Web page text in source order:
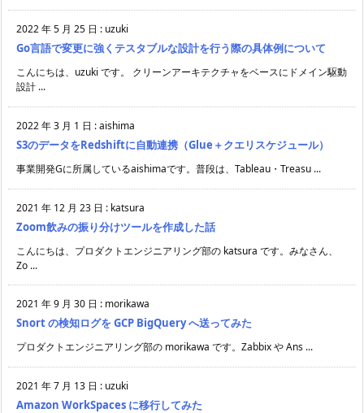
2022 年 5 月 25 日 : uzuki
Go言語で変更に強くテスタブルな設計を行う際の具体例について
こんにちは、uzuki です。 クリーンアーキテクチャをベースにドメイン駆動
設計 ...
2022 年 3 月 1 日 :aishima
S3のデータをRedshiftに自動連携（Glue＋クエリスケジュール）
事業開発Gに所属しているaishimaです。普段は、Tableau・Treasu ...
2021 年 12 月 23 日 : katsura
Zoom飲みの振り分けツールを作成した話
こんにちは、プロダクトエンジニアリング部の katsura です。みなさん、
Zo ...
2021 年 9 月 30 日 : morikawa
Snort の検知ログを GCP BigQuery へ送ってみた
プロダクトエンジニアリング部の morikawa です。Zabbix や Ans ...
2021 年 7 月 13 日 : uzuki
Amazon WorkSpaces に移行してみた